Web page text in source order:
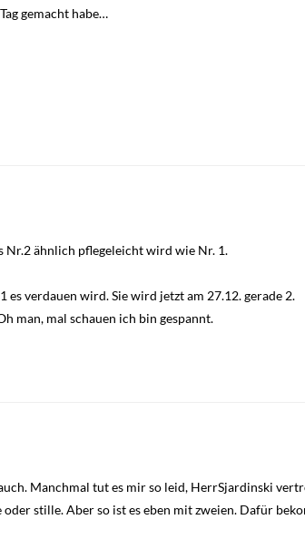
gemacht habe…
Nr.2 ähnlich pflegeleicht wird wie Nr. 1.
verdauen wird. Sie wird jetzt am 27.12. gerade 2.
man, mal schauen ich bin gespannt.
Manchmal tut es mir so leid, HerrSjardinski
stille. Aber so ist es eben mit zweien. Dafür